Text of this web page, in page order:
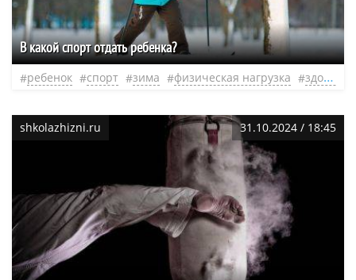
В какой спорт отдать ребенка?
ребенок спорт зима физическая нагрузка здоровый образ жизни
shkolazhizni.ru 31.10.2024 / 18:45